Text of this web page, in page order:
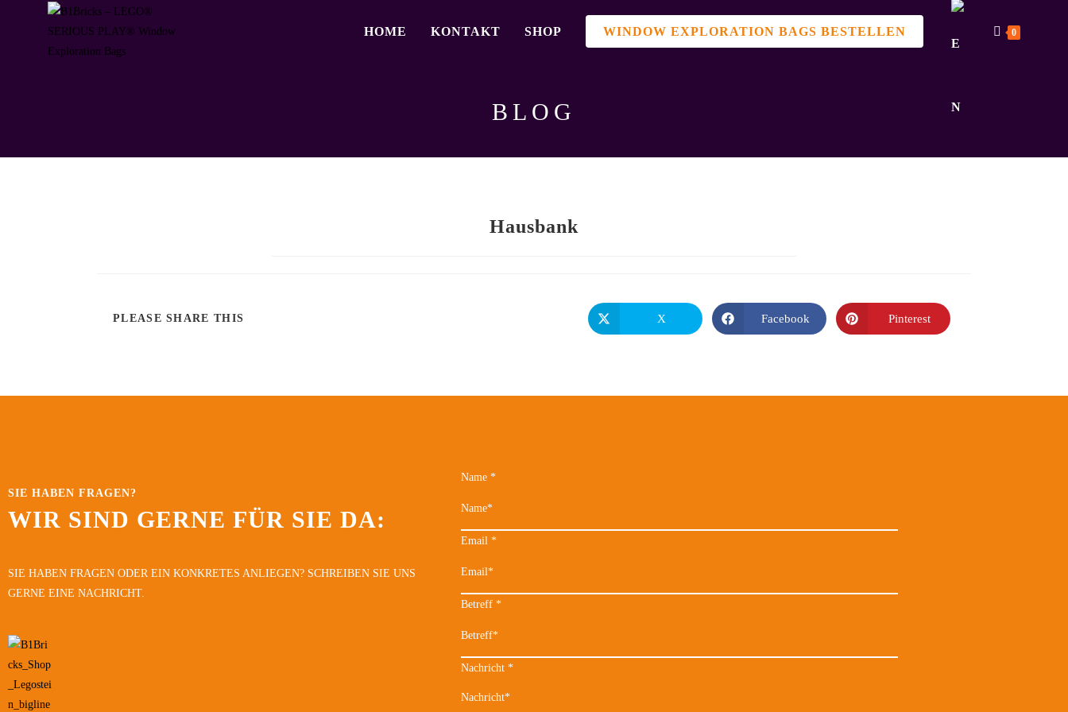
HOME KONTAKT SHOP WINDOW EXPLORATION BAGS BESTELLEN 0
BLOG
Hausbank
PLEASE SHARE THIS X Facebook Pinterest
SIE HABEN FRAGEN?
WIR SIND GERNE FÜR SIE DA:
SIE HABEN FRAGEN ODER EIN KONKRETES ANLIEGEN? SCHREIBEN SIE UNS
GERNE EINE NACHRICHT.
Name *
Email *
Betreff *
Nachricht *